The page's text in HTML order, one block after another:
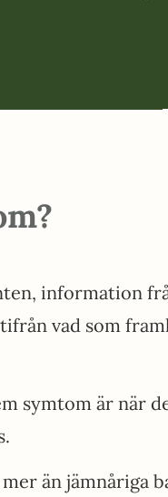
information
vad som
symtom är när
än jämnåriga